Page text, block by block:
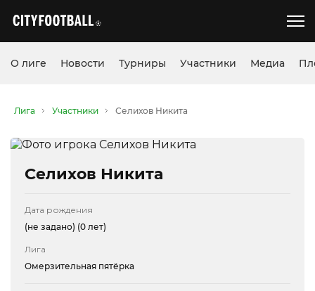
О лиге Новости Турниры Участники Медиа
Лига Участники Селихов Никита
Селихов Никита
Дата рождения
(не задано) (0 лет)
Лига
Омерзительная пятёрка